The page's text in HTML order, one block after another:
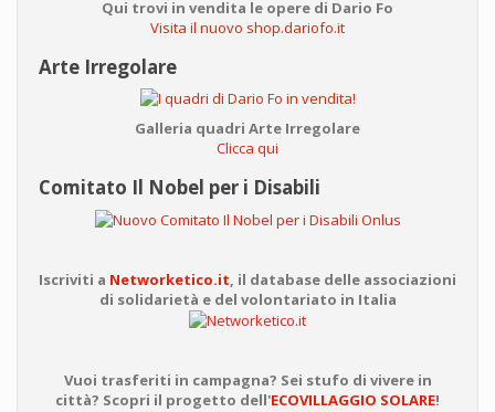
Qui trovi in vendita le opere di Dario Fo
Visita il nuovo shop.dariofo.it
Arte Irregolare
Galleria quadri Arte Irregolare
Clicca qui
Comitato Il Nobel per i Disabili
Iscriviti a Networketico.it , il database delle associazioni
di solidarietà e del volontariato in Italia
Vuoi trasferiti in campagna? Sei stufo di vivere in
città? Scopri il progetto dell'ECOVILLAGGIO SOLARE!